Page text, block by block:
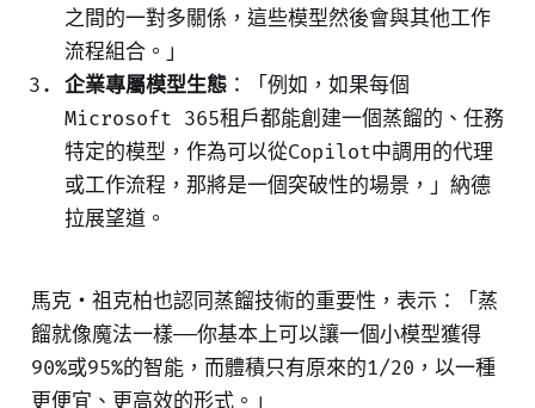
之間的一對多關係，這些模型然後會與其他工作
流程組合。」
企業專屬模型生態：「例如，如果每個
Microsoft 365租戶都能創建一個蒸餾的、任務
特定的模型，作為可以從Copilot中調用的代理
或工作流程，那將是一個突破性的場景，」納德
拉展望道。
馬克・祖克柏也認同蒸餾技術的重要性，表示：「蒸
餾就像魔法一樣——你基本上可以讓一個小模型獲得
90%或95%的智能，而體積只有原來的1/20，以一種
更便宜、更高效的形式。」